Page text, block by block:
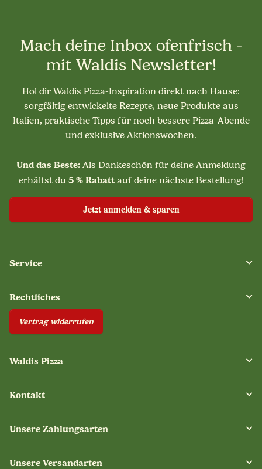
Mach deine Inbox ofenfrisch -
mit Waldis Newsletter!
Hol dir Waldis Pizza-Inspiration direkt nach Hause:
sorgfältig entwickelte Rezepte, neue Produkte aus
Italien, praktische Tipps für noch bessere Pizza-Abende
und exklusive Aktionswochen.
Und das Beste: Als Dankeschön für deine Anmeldung
erhältst du 5 % Rabattauf deine nächste Bestellung!
Jetzt anmelden & sparen
Service
Rechtliches
Vertrag widerrufen
Waldis Pizza
Kontakt
Unsere Zahlungsarten
Unsere Versandarten